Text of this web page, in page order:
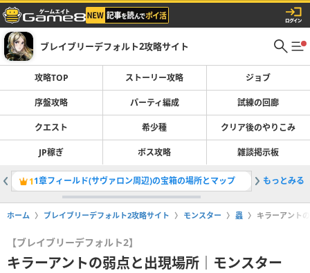
ブレイブリーデフォルト2攻略サイト
攻略TOP ストーリー攻略 ジョブ
序盤攻略 パーティ編成 試練の回廊
クエスト 希少種 クリア後のやりこみ
JP稼ぎ ボス攻略 雑談掲示板
11章フィールド(サヴァロン周辺)の宝箱の場所とマップ 23章フィ
もっとみる
ホーム ブレイブリーデフォルト2攻略サイト モンスター 蟲 キラーアント
【ブレイブリーデフォルト2】
キラーアントの弱点と出現場所｜モンスター